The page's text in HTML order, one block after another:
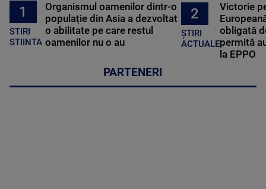
1
STIRI
STIINTA
Organismul oamenilor dintr-o
populație din Asia a dezvoltat
o abilitate pe care restul
oamenilor nu o au
2
ȘTIRI
ACTUALE
Victorie
obligată
permită
la EPPO
PARTENERI